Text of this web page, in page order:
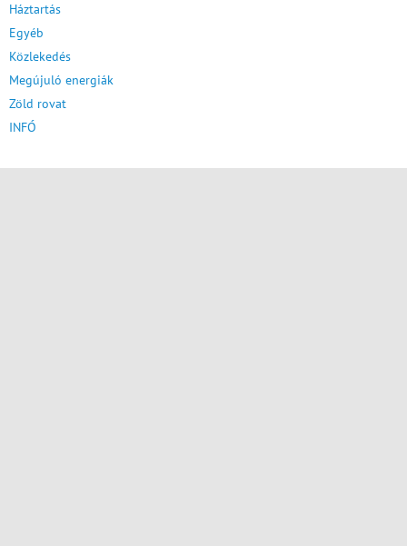
Háztartás
Egyéb
Közlekedés
Megújuló energiák
Zöld rovat
INFÓ